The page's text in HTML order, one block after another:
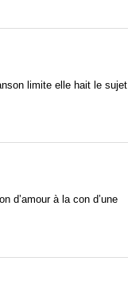
limite elle hait le sujet
d’amour à la con d’une